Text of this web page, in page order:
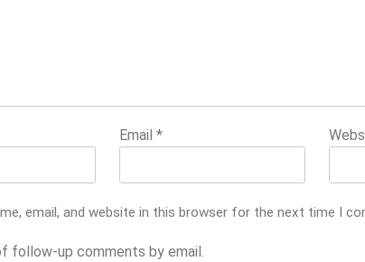
Email*
email, and website in this browser for the next time I
follow-up comments by email.